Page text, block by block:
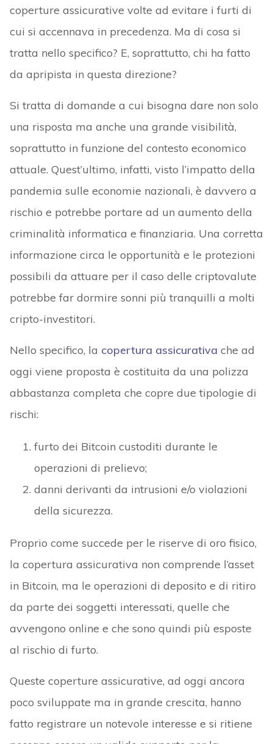
coperture assicurative volte ad evitare i furti di
cui si accennava in precedenza. Ma di cosa si
tratta nello specifico? E, soprattutto, chi ha fatto
da apripista in questa direzione?
Si tratta di domande a cui bisogna dare non solo
una risposta ma anche una grande visibilità,
soprattutto in funzione del contesto economico
attuale. Quest’ultimo, infatti, visto l’impatto della
pandemia sulle economie nazionali, è davvero a
rischio e potrebbe portare ad un aumento della
criminalità informatica e finanziaria. Una corretta
informazione circa le opportunità e le protezioni
possibili da attuare per il caso delle criptovalute
potrebbe far dormire sonni più tranquilli a molti
cripto-investitori.
Nello specifico, la copertura assicurativa che ad
oggi viene proposta è costituita da una polizza
abbastanza completa che copre due tipologie di
rischi:
furto dei Bitcoin custoditi durante le
operazioni di prelievo;
danni derivanti da intrusioni e/o violazioni
della sicurezza.
Proprio come succede per le riserve di oro fisico,
la copertura assicurativa non comprende l’asset
in Bitcoin, ma le operazioni di deposito e di ritiro
da parte dei soggetti interessati, quelle che
avvengono online e che sono quindi più esposte
al rischio di furto.
Queste coperture assicurative, ad oggi ancora
poco sviluppate ma in grande crescita, hanno
fatto registrare un notevole interesse e si ritiene